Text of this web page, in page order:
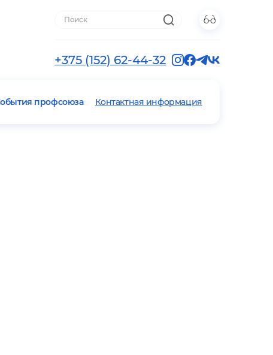
+375 (152) 62-44-32
профсоюза Контактная информация